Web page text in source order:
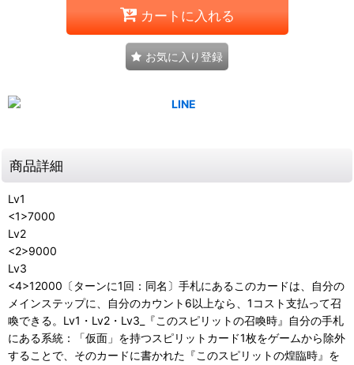
カートに入れる
お気に入り登録
商品詳細
Lv1
<1>7000
Lv2
<2>9000
Lv3
<4>12000〔ターンに1回：同名〕手札にあるこのカードは、自分の
メインステップに、自分のカウント6以上なら、1コスト支払って召
喚できる。Lv1・Lv2・Lv3_『このスピリットの召喚時』自分の手札
にある系統：「仮面」を持つスピリットカード1枚をゲームから除外
することで、そのカードに書かれた『このスピリットの煌臨時』を